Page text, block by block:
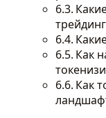
Как
Как